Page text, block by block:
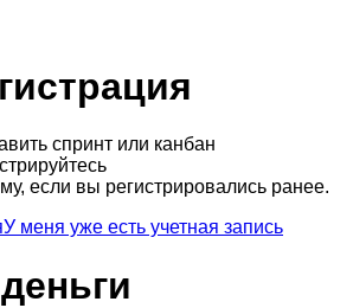
спринт или канбан
если вы регистрировались ранее.
У меня уже есть учетная запись